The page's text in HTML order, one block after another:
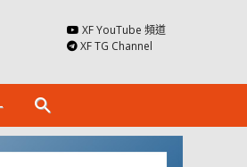
XF YouTube 頻道
XF TG Channel
search